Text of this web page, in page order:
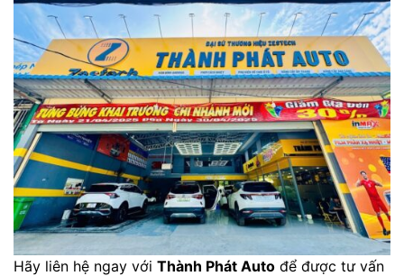
Hãy liên hệ ngay với Thành Phát Auto để được tư vấn